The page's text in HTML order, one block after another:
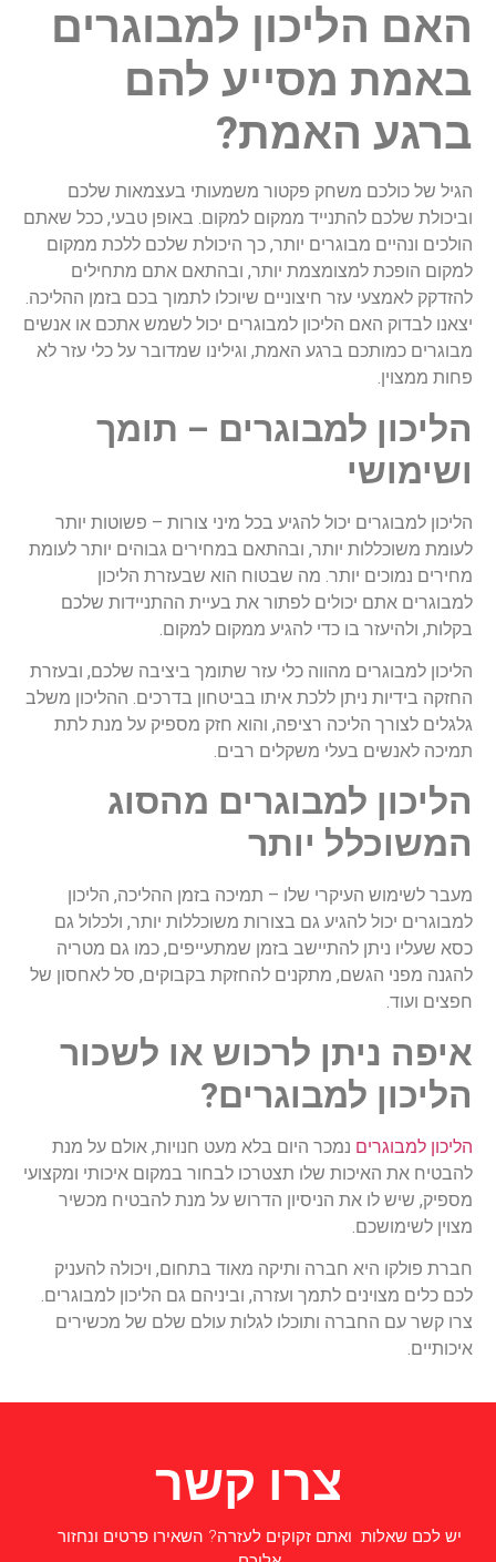
האם הליכון למבוגרים
באמת מסייע להם
ברגע האמת?
הגיל של כולכם משחק פקטור משמעותי בעצמאות שלכם
וביכולת שלכם להתנייד ממקום למקום. באופן טבעי, ככל שאתם
הולכים ונהיים מבוגרים יותר, כך היכולת שלכם ללכת ממקום
למקום הופכת למצומצמת יותר, ובהתאם אתם מתחילים
להזדקק לאמצעי עזר חיצוניים שיוכלו לתמוך בכם בזמן ההליכה.
יצאנו לבדוק האם הליכון למבוגרים יכול לשמש אתכם או אנשים
מבוגרים כמותכם ברגע האמת, וגילינו שמדובר על כלי עזר לא
פחות ממצוין.
הליכון למבוגרים – תומך
ושימושי
הליכון למבוגרים יכול להגיע בכל מיני צורות – פשוטות יותר
לעומת משוכללות יותר, ובהתאם במחירים גבוהים יותר לעומת
מחירים נמוכים יותר. מה שבטוח הוא שבעזרת הליכון
למבוגרים אתם יכולים לפתור את בעיית ההתניידות שלכם
בקלות, ולהיעזר בו כדי להגיע ממקום למקום.
הליכון למבוגרים מהווה כלי עזר שתומך ביציבה שלכם, ובעזרת
החזקה בידיות ניתן ללכת איתו בביטחון בדרכים. ההליכון משלב
גלגלים לצורך הליכה רציפה, והוא חזק מספיק על מנת לתת
תמיכה לאנשים בעלי משקלים רבים.
הליכון למבוגרים מהסוג
המשוכלל יותר
מעבר לשימוש העיקרי שלו – תמיכה בזמן ההליכה, הליכון
למבוגרים יכול להגיע גם בצורות משוכללות יותר, ולכלול גם
כסא שעליו ניתן להתיישב בזמן שמתעייפים, כמו גם מטריה
להגנה מפני הגשם, מתקנים להחזקת בקבוקים, סל לאחסון של
חפצים ועוד.
איפה ניתן לרכוש או לשכור
הליכון למבוגרים?
הליכון למבוגרים נמכר היום בלא מעט חנויות, אולם על מנת
להבטיח את האיכות שלו תצטרכו לבחור במקום איכותי ומקצועי
מספיק, שיש לו את הניסיון הדרוש על מנת להבטיח מכשיר
מצוין לשימושכם.
חברת פולקו היא חברה ותיקה מאוד בתחום, ויכולה להעניק
לכם כלים מצוינים לתמך ועזרה, וביניהם גם הליכון למבוגרים.
צרו קשר עם החברה ותוכלו לגלות עולם שלם של מכשירים
איכותיים.
צרו קשר
יש לכם שאלות ואתם זקוקים לעזרה? השאירו פרטים ונחזור